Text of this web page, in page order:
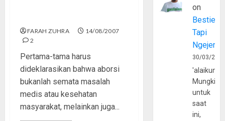
FARAH ZUHRA
14/08/2007
2
Pertama-tama harus
dideklarasikan bahwa aborsi
bukanlah semata masalah
medis atau kesehatan
masyarakat, melainkan juga...
on
Bestie
Tapi
30/03/
Mungkin
untuk
saat
ini,